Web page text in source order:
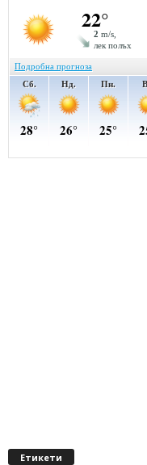
Етикети